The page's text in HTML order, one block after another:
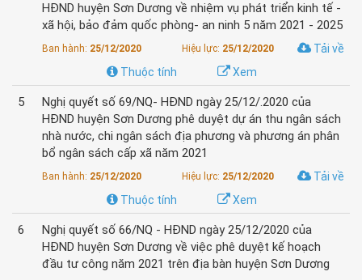
HĐND huyện Sơn Dương về nhiệm vụ phát triển kinh tế -
xã hội, bảo đảm quốc phòng- an ninh 5 năm 2021 - 2025
Ban hành: 25/12/2020 Hiệu lực: 25/12/2020
Tải về
Xem
Thuộc tính
5
Nghị quyết số 69/NQ- HĐND ngày 25/12/.2020 của
HĐND huyện Sơn Dương phê duyệt dự án thu ngân sách
nhà nước, chi ngân sách địa phương và phương án phân
bổ ngân sách cấp xã năm 2021
Ban hành: 25/12/2020 Hiệu lực: 25/12/2020
Tải về
Xem
Thuộc tính
6
Nghị quyết số 66/NQ - HĐND ngày 25/12/2020 của
HĐND huyện Sơn Dương về việc phê duyệt kế hoạch
đầu tư công năm 2021 trên địa bàn huyện Sơn Dương